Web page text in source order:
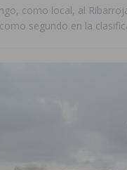
como local, al
segundo en la